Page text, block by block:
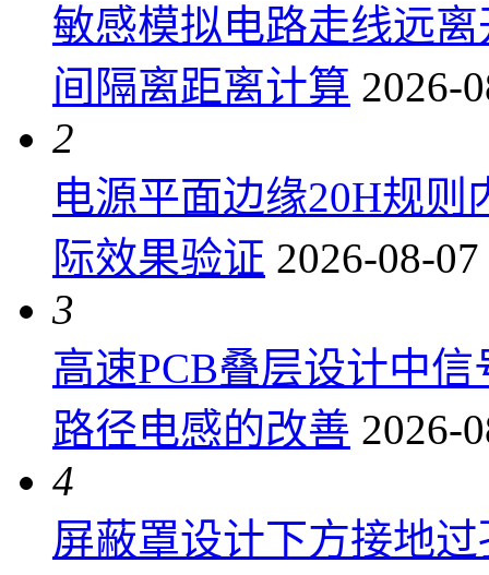
敏感模拟电路走线远
间隔离距离计算 2026-
2
电源平面边缘20H规
际效果验证 2026-08-
3
高速PCB叠层设计中
路径电感的改善 2026-
4
屏蔽罩设计下方接地